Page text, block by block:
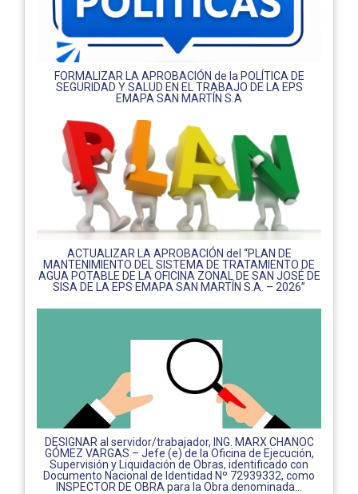
FORMALIZAR LA APROBACIÓN de la POLÍTICA DE
SEGURIDAD Y SALUD EN EL TRABAJO DE LA EPS
EMAPA SAN MARTÍN S.A
ACTUALIZAR LA APROBACIÓN del “PLAN DE
MANTENIMIENTO DEL SISTEMA DE TRATAMIENTO DE
AGUA POTABLE DE LA OFICINA ZONAL DE SAN JOSÉ DE
SISA DE LA EPS EMAPA SAN MARTÍN S.A. – 2026”
DESIGNAR al servidor/trabajador, ING. MARX CHANOC
GÓMEZ VARGAS – Jefe (e) de la Oficina de Ejecución,
Supervisión y Liquidación de Obras, identificado con
Documento Nacional de Identidad Nº 72939332, como
INSPECTOR DE OBRA para la Obra denominada...